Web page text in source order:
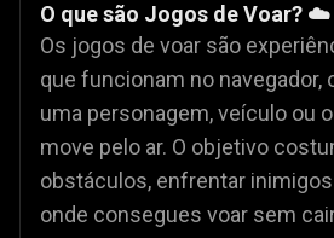
O que são Jogos de Voar? ☁️
Os jogos de voar são
que funcionam no navegador,
uma personagem, veículo ou
move pelo ar. O objetivo
obstáculos, enfrentar
onde consegues voar sem